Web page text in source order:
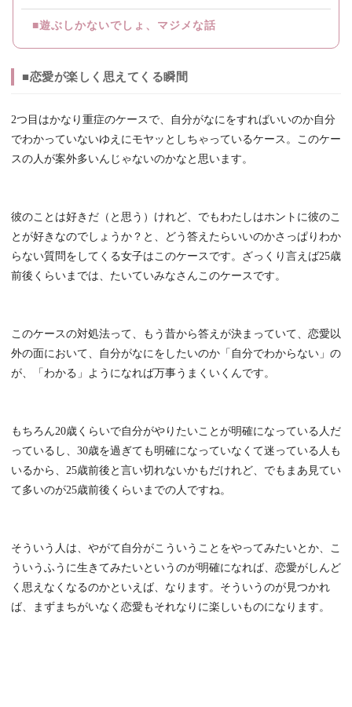
■遊ぶしかないでしょ、マジメな話
■恋愛が楽しく思えてくる瞬間
2つ目はかなり重症のケースで、自分がなにをすればいいのか自分
でわかっていないゆえにモヤッとしちゃっているケース。このケー
スの人が案外多いんじゃないのかなと思います。
彼のことは好きだ（と思う）けれど、でもわたしはホントに彼のこ
とが好きなのでしょうか？と、どう答えたらいいのかさっぱりわか
らない質問をしてくる女子はこのケースです。ざっくり言えば25歳
前後くらいまでは、たいていみなさんこのケースです。
このケースの対処法って、もう昔から答えが決まっていて、恋愛以
外の面において、自分がなにをしたいのか「自分でわからない」の
が、「わかる」ようになれば万事うまくいくんです。
もちろん20歳くらいで自分がやりたいことが明確になっている人だ
っているし、30歳を過ぎても明確になっていなくて迷っている人も
いるから、25歳前後と言い切れないかもだけれど、でもまあ見てい
て多いのが25歳前後くらいまでの人ですね。
そういう人は、やがて自分がこういうことをやってみたいとか、こ
ういうふうに生きてみたいというのが明確になれば、恋愛がしんど
く思えなくなるのかといえば、なります。そういうのが見つかれ
ば、まずまちがいなく恋愛もそれなりに楽しいものになります。